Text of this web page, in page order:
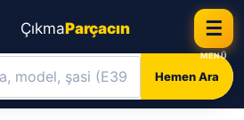
ÇıkmaParçacın
Hemen Ara
☰